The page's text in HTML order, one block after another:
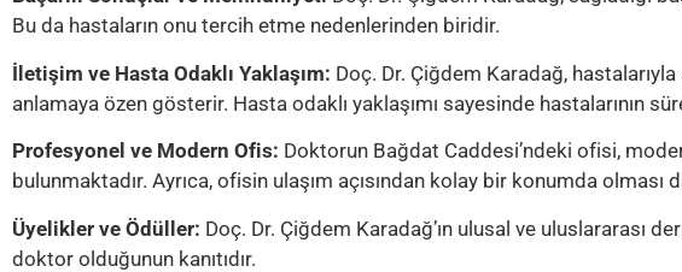
Bu da hastaların onu tercih etme nedenlerinden biridir.
İletişim ve Hasta Odaklı Yaklaşım: Doç. Dr. Çiğdem Karadağ,
anlamaya özen gösterir. Hasta odaklı yaklaşımı sayesinde hastalarının
Profesyonel ve Modern Ofis: Doktorun Bağdat Caddesi’ndeki ofisi,
bulunmaktadır. Ayrıca, ofisin ulaşım açısından kolay bir konumda
Üyelikler ve Ödüller: Doç. Dr. Çiğdem Karadağ’ın ulusal ve uluslararası
doktor olduğunun kanıtıdır.